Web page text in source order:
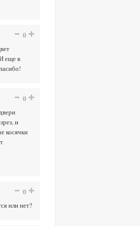
0
еще в
0
и
косячки
0
или нет?